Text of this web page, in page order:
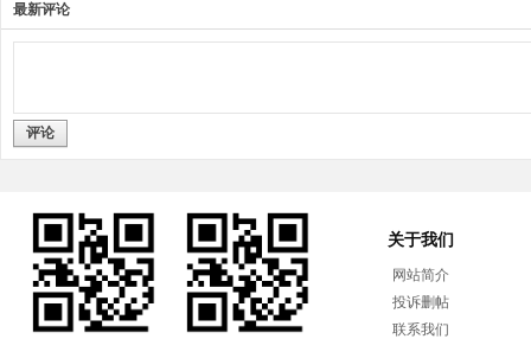
最新评论
评论
关于我们
网站简介
投诉删帖
联系我们